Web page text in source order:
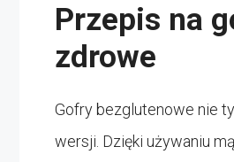
Przepis na
zdrowe
Gofry bezglutenowe nie
wersji. Dzięki używaniu